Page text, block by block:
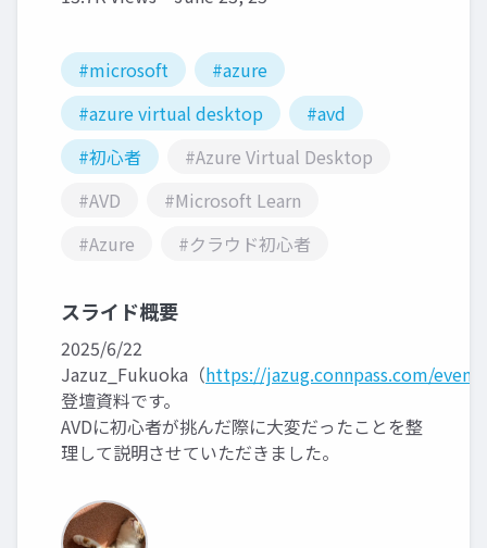
#microsoft
#azure
#azure virtual desktop
#avd
#初心者
#Azure Virtual Desktop
#AVD
#Microsoft Learn
#Azure
#クラウド初心者
スライド概要
2025/6/22
Jazuz_Fukuoka（https://jazug.connpass.com/
登壇資料です。
AVDに初心者が挑んだ際に大変だったことを整
理して説明させていただきました。